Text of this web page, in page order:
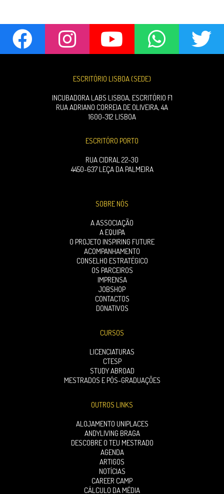
ESCRITÓRIO LISBOA (SEDE)
INCUBADORA LABS LISBOA, ESCRITÓRIO F1
RUA ADRIANO CORREIA DE OLIVEIRA, 4A
1600-312 LISBOA
ESCRITÓRO PORTO
RUA CIDRAL 22-30
4450-637 LEÇA DA PALMEIRA
SOBRE NÓS
A ASSOCIAÇÃO
A EQUIPA
O PROJETO INSPIRING FUTURE
ACOMPANHAMENTO
CONSELHO ESTRATÉGICO
OS PARCEIROS
IMPRENSA
JOBSHOP
CONTACTOS
DONATIVOS
CURSOS
LICENCIATURAS
CTESP
STUDY ABROAD
MESTRADOS E PÓS-GRADUAÇÕES
OUTROS LINKS
ALOJAMENTO UNIPLACES
ANDYLIVING BRAGA
DESCOBRE O TEU MESTRADO
AGENDA
ARTIGOS
NOTÍCIAS
CAREER CAMP
CÁLCULO DA MÉDIA